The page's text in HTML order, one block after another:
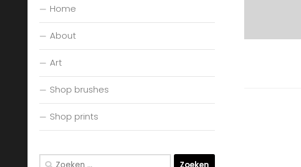
Home
About
Art
Shop brushes
Shop prints
Zoeken